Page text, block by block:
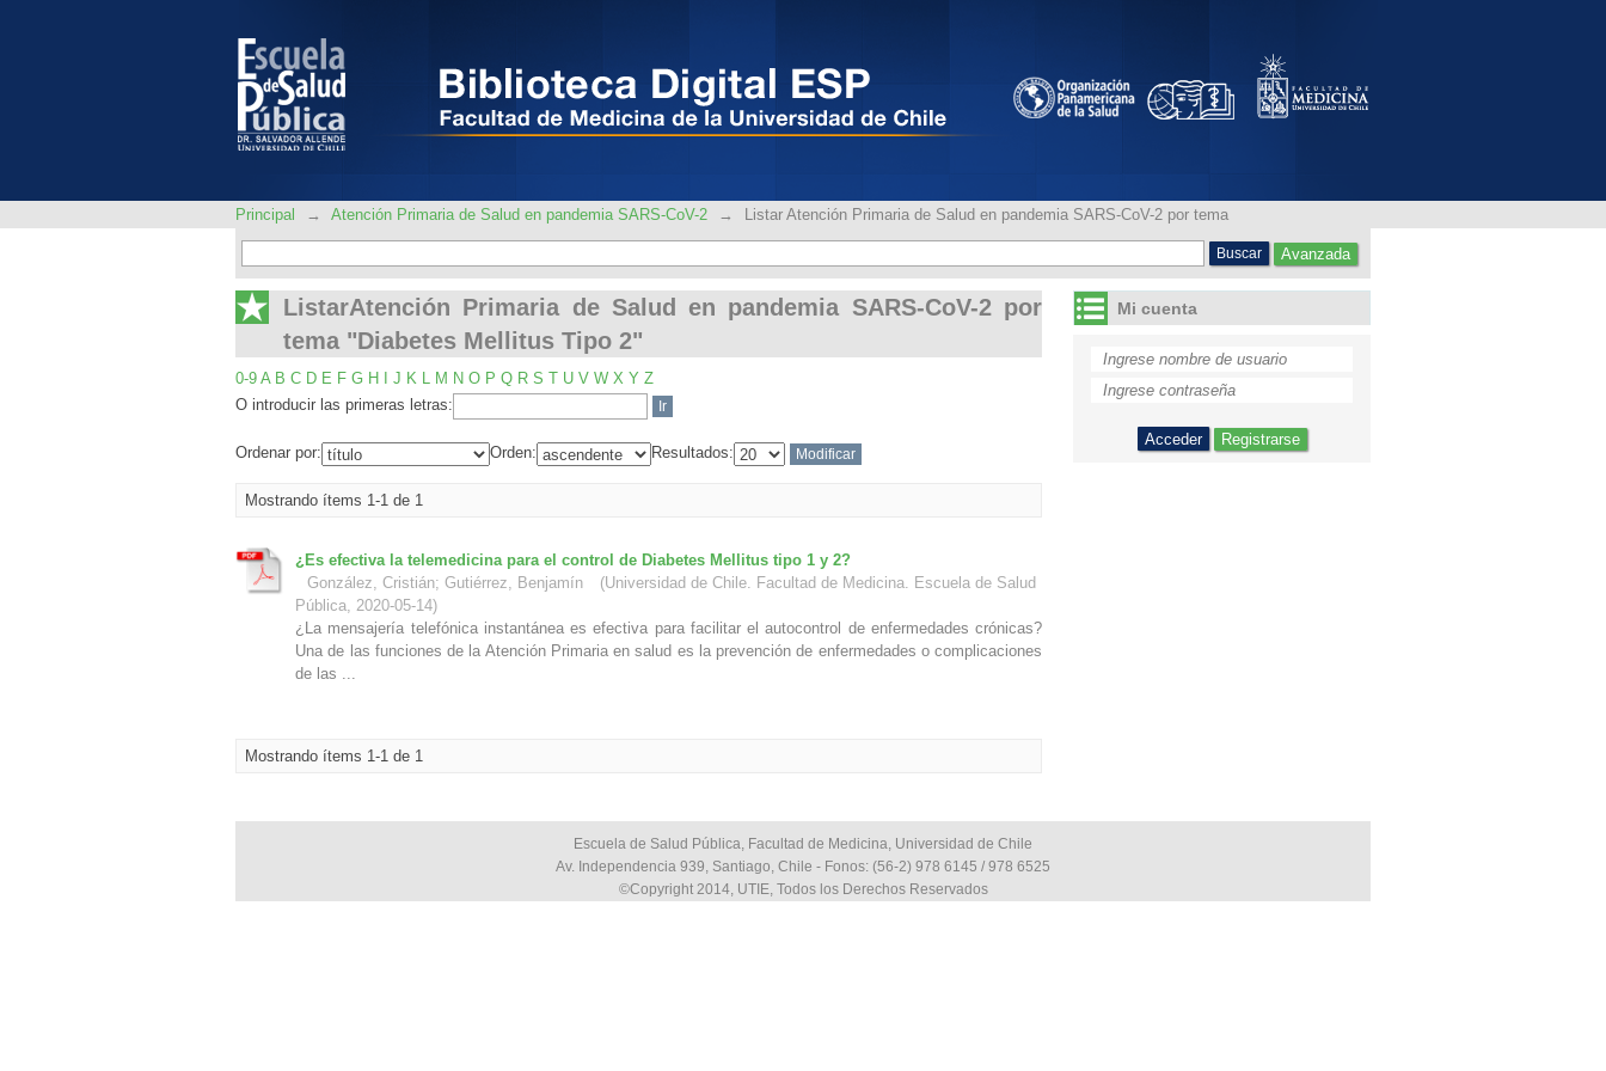
Mellitus Tipo 2"
Principal → Atención Primaria de Salud en pandemia SARS-CoV-2 → Listar Atención Primaria de Salud en pandemia SARS-CoV-2 por tema
Avanzada
ListarAtención Primaria de Salud en pandemia SARS-CoV-2 por
tema "Diabetes Mellitus Tipo 2"
0-9 A B C D E F G H J K L M N O P Q R S T U V W X Y Z
O introducir las primeras letras:
Ordenar por: Orden: Resultados:
Mostrando ítems 1-1 de 1
¿Es efectiva la telemedicina para el control de Diabetes Mellitus tipo 1 y 2?
González, Cristián; Gutiérrez, Benjamín (Universidad de Chile. Facultad de Medicina. Escuela de Salud
Pública, 2020-05-14)
¿La mensajería telefónica instantánea es efectiva para facilitar el autocontrol de enfermedades crónicas?
Una de las funciones de la Atención Primaria en salud es la prevención de enfermedades o complicaciones
de las ...
Mostrando ítems 1-1 de 1
Mi cuenta
Registrarse
Escuela de Salud Pública, Facultad de Medicina, Universidad de Chile
Av. Independencia 939, Santiago, Chile - Fonos: (56-2) 978 6145 / 978 6525
©Copyright 2014, UTIE, Todos los Derechos Reservados